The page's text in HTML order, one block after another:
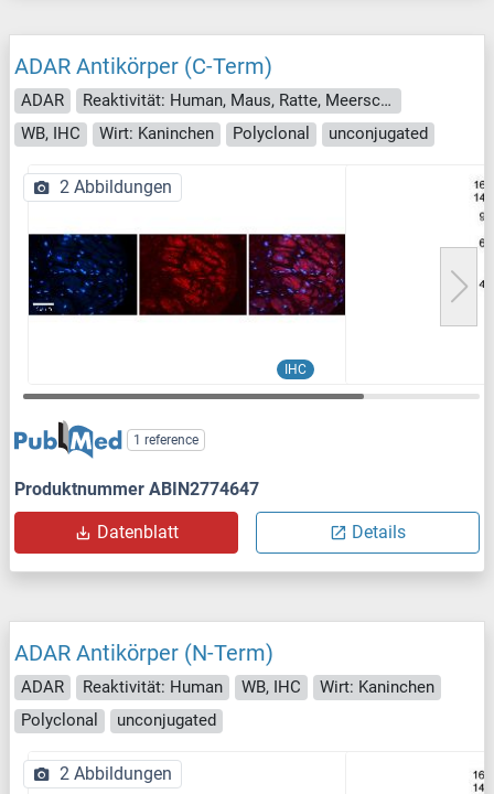
ADAR Antikörper (C-Term)
ADAR
Reaktivität: Human, Maus, Ratte, Meerschweinchen, Pferd, Kaninchen
WB, IHC
Wirt: Kaninchen Polyclonal unconjugated
IHC
2 Abbildungen
1 reference
Produktnummer ABIN2774647
Datenblatt Details
ADAR Antikörper (N-Term)
ADAR Reaktivität: Human WB, IHC
Wirt: Kaninchen
Polyclonal
unconjugated
2 Abbildungen